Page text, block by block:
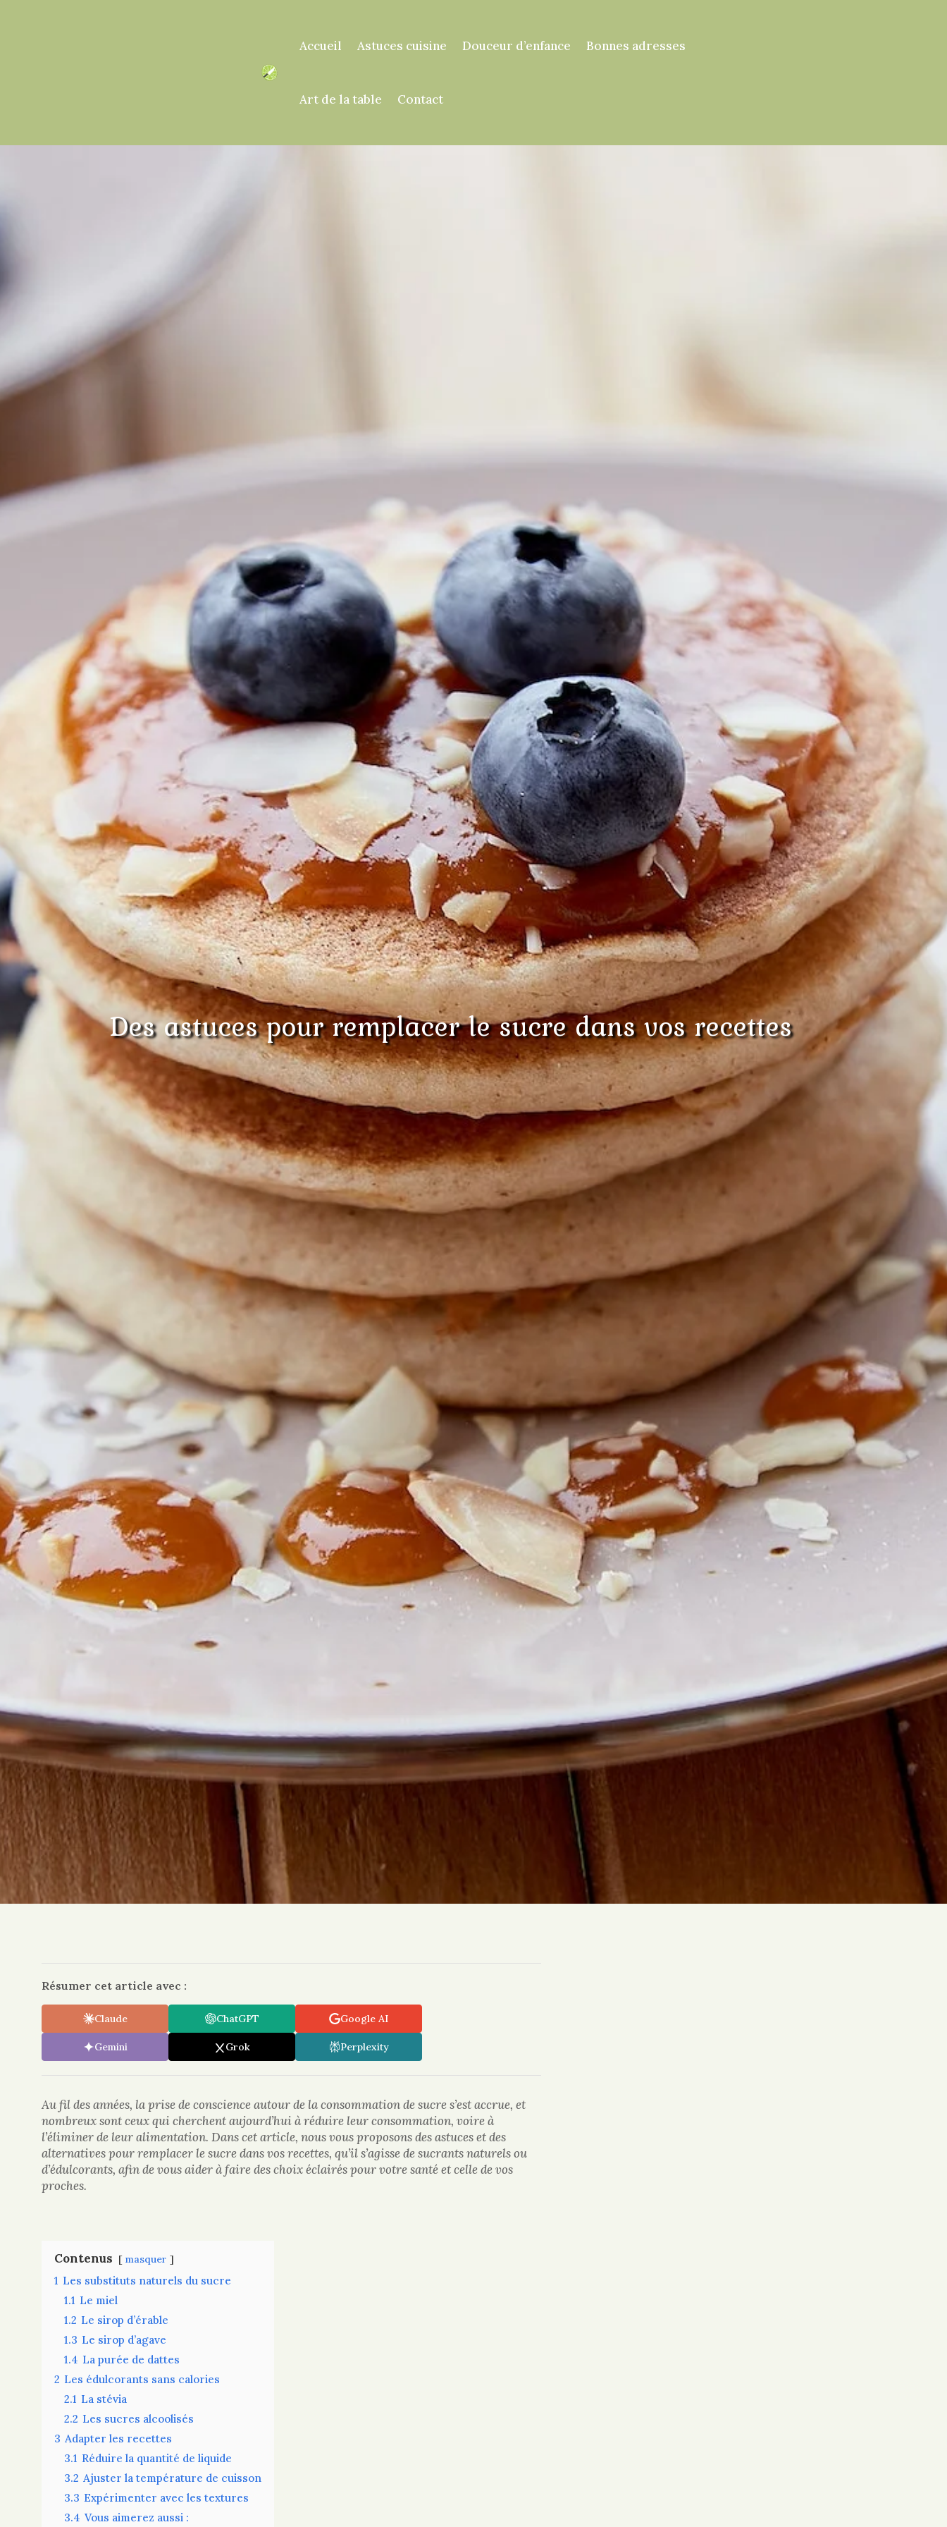
Accueil Astuces cuisine Douceur d’enfance Bonnes adresses
Art de la table Contact
Des astuces pour remplacer le sucre dans vos recettes
Résumer cet article avec :
Claude ChatGPT Google AI
Gemini Grok Perplexity
Au fil des années, la prise de conscience autour de la consommation de sucre s’est accrue, et
nombreux sont ceux qui cherchent aujourd’hui à réduire leur consommation, voire à
l’éliminer de leur alimentation. Dans cet article, nous vous proposons des astuces et des
alternatives pour remplacer le sucre dans vos recettes, qu’il s’agisse de sucrants naturels ou
d’édulcorants, afin de vous aider à faire des choix éclairés pour votre santé et celle de vos
proches.
Contenus masquer
1 Les substituts naturels du sucre
1.1 Le miel
1.2 Le sirop d’érable
1.3 Le sirop d’agave
1.4 La purée de dattes
2 Les édulcorants sans calories
2.1 La stévia
2.2 Les sucres alcoolisés
3 Adapter les recettes
3.1 Réduire la quantité de liquide
3.2 Ajuster la température de cuisson
3.3 Expérimenter avec les textures
3.4 Vous aimerez aussi :